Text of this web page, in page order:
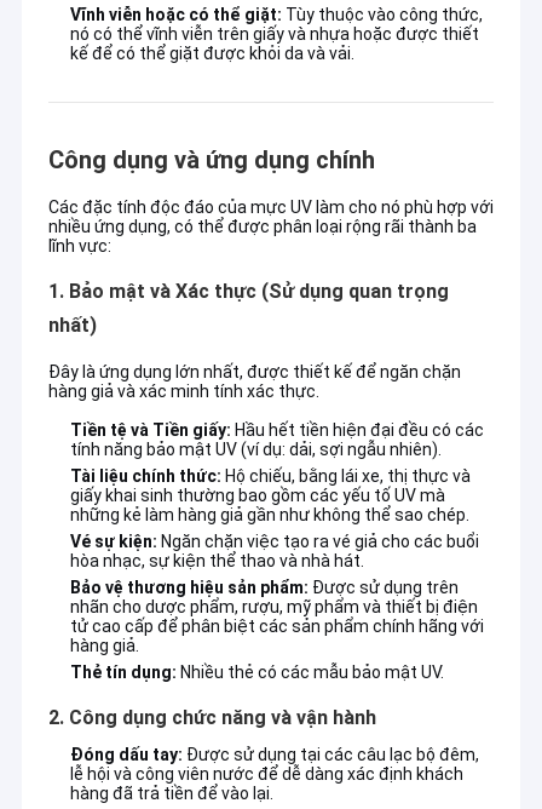
Vĩnh viễn hoặc có thể giặt: Tùy thuộc vào công thức,
nó có thể vĩnh viễn trên giấy và nhựa hoặc được thiết
kế để có thể giặt được khỏi da và vải.
Công dụng và ứng dụng chính
Các đặc tính độc đáo của mực UV làm cho nó phù hợp với
nhiều ứng dụng, có thể được phân loại rộng rãi thành ba
lĩnh vực:
1. Bảo mật và Xác thực (Sử dụng quan trọng
nhất)
Đây là ứng dụng lớn nhất, được thiết kế để ngăn chặn
hàng giả và xác minh tính xác thực.
Tiền tệ và Tiền giấy: Hầu hết tiền hiện đại đều có các
tính năng bảo mật UV (ví dụ: dải, sợi ngẫu nhiên).
Tài liệu chính thức: Hộ chiếu, bằng lái xe, thị thực và
giấy khai sinh thường bao gồm các yếu tố UV mà
những kẻ làm hàng giả gần như không thể sao chép.
Vé sự kiện: Ngăn chặn việc tạo ra vé giả cho các buổi
hòa nhạc, sự kiện thể thao và nhà hát.
Bảo vệ thương hiệu sản phẩm: Được sử dụng trên
nhãn cho dược phẩm, rượu, mỹ phẩm và thiết bị điện
tử cao cấp để phân biệt các sản phẩm chính hãng với
hàng giả.
Thẻ tín dụng: Nhiều thẻ có các mẫu bảo mật UV.
2. Công dụng chức năng và vận hành
Đóng dấu tay: Được sử dụng tại các câu lạc bộ đêm,
lễ hội và công viên nước để dễ dàng xác định khách
hàng đã trả tiền để vào lại.